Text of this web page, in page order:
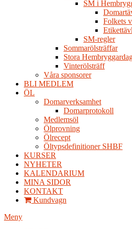
SM i
Folkets
SM-regler
Sommarölsträffar
Stora
Vinterölsträff
Våra sponsorer
BLI MEDLEM
ÖL
Domarverksamhet
Domarprotokoll
Medlemsöl
Ölprovning
Ölrecept
Öltypsdefinitioner SHBF
KURSER
NYHETER
KALENDARIUM
MINA SIDOR
KONTAKT
Kundvagn
Meny